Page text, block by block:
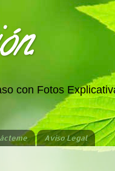
con Fotos
Aviso Legal